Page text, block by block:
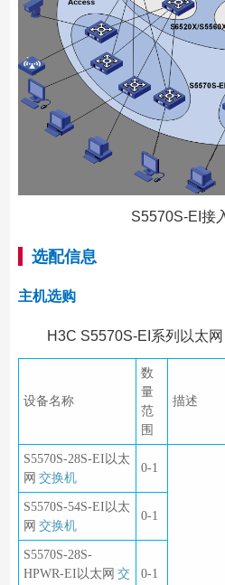
S5570S-EI接
选配信息
主机选购
H3C S5570S-EI系列以太网
设备名称
数
量
范
围
描述
S5570S-28S-EI以太
网 交换机
0-1
S5570S-54S-EI以太
网 交换机
0-1
S5570S-28S-
HPWR-EI以太网 交
0-1